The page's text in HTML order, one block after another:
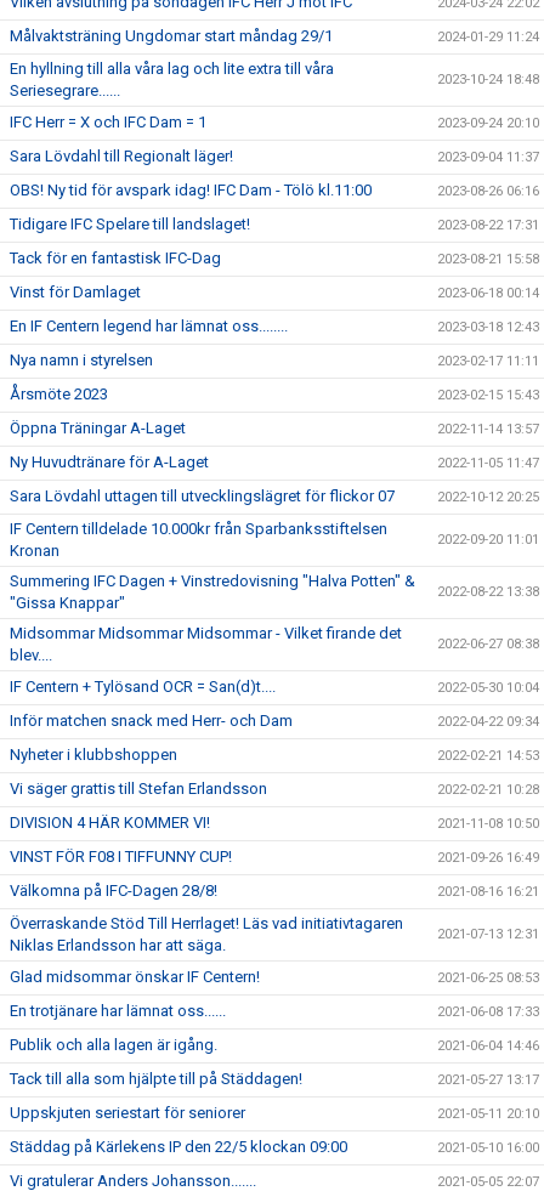
Målvaktsträning Ungdomar start måndag 29/1 2024-01-29 11:24
En hyllning till alla våra lag och lite extra till våra
Seriesegrare......
2023-10-24 18:48
IFC Herr = X och IFC Dam = 1 2023-09-24 20:10
Sara Lövdahl till Regionalt läger! 2023-09-04 11:37
OBS! Ny tid för avspark idag! IFC Dam - Tölö kl.11:00 2023-08-26 06:16
Tidigare IFC Spelare till landslaget! 2023-08-22 17:31
Tack för en fantastisk IFC-Dag 2023-08-21 15:58
Vinst för Damlaget 2023-06-18 00:14
En IF Centern legend har lämnat oss........ 2023-03-18 12:43
Nya namn i styrelsen 2023-02-17 11:11
Årsmöte 2023 2023-02-15 15:43
Öppna Träningar A-Laget 2022-11-14 13:57
Ny Huvudtränare för A-Laget 2022-11-05 11:47
Sara Lövdahl uttagen till utvecklingslägret för flickor 07 2022-10-12 20:25
IF Centern tilldelade 10.000kr från Sparbanksstiftelsen
Kronan
2022-09-20 11:01
Summering IFC Dagen + Vinstredovisning "Halva Potten" &
"Gissa Knappar"
2022-08-22 13:38
Midsommar Midsommar Midsommar - Vilket firande det
blev....
2022-06-27 08:38
IF Centern + Tylösand OCR = San(d)t.... 2022-05-30 10:04
Inför matchen snack med Herr- och Dam 2022-04-22 09:34
Nyheter i klubbshoppen 2022-02-21 14:53
Vi säger grattis till Stefan Erlandsson 2022-02-21 10:28
DIVISION 4 HÄR KOMMER VI! 2021-11-08 10:50
VINST FÖR F08 I TIFFUNNY CUP! 2021-09-26 16:49
Välkomna på IFC-Dagen 28/8! 2021-08-16 16:21
Överraskande Stöd Till Herrlaget! Läs vad initiativtagaren
Niklas Erlandsson har att säga.
2021-07-13 12:31
Glad midsommar önskar IF Centern! 2021-06-25 08:53
En trotjänare har lämnat oss...... 2021-06-08 17:33
Publik och alla lagen är igång. 2021-06-04 14:46
Tack till alla som hjälpte till på Städdagen! 2021-05-27 13:17
Uppskjuten seriestart för seniorer 2021-05-11 20:10
Städdag på Kärlekens IP den 22/5 klockan 09:00 2021-05-10 16:00
Vi gratulerar Anders Johansson....... 2021-05-05 22:07